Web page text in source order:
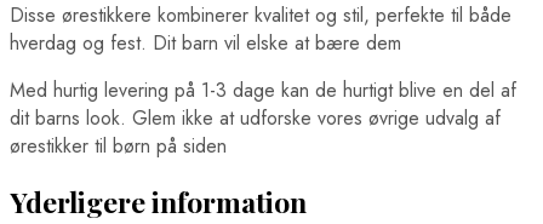
Disse ørestikkere kombinerer kvalitet og stil, perfekte til både
hverdag og fest. Dit barn vil elske at bære dem
Med hurtig levering på 1-3 dage kan de hurtigt blive en del af
dit barns look. Glem ikke at udforske vores øvrige udvalg af
ørestikker til børn på siden
Yderligere information